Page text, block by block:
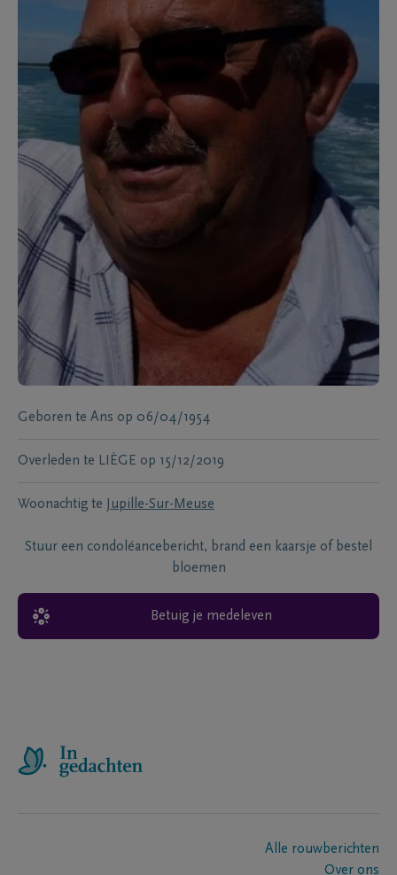
Geboren te Ans op 06/04/1954
Overleden te LIÈGE op 15/12/2019
Woonachtig te Jupille-Sur-Meuse
Stuur een condoléancebericht, brand een kaarsje of bestel
bloemen
Betuig je medeleven
Alle rouwberichten
Over ons